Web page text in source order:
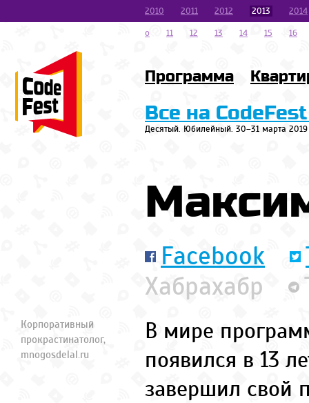
2010 2011 2012 2013
2014
o
11 12 13 14 15 16
Программа
Все на
Десятый. Юбилейный. 30–31 марта 2019
Facebook
Хабрахабр
Корпоративный
прокрастинатолог,
mnogosdelal.ru
В мире
появился в 13
завершил свой